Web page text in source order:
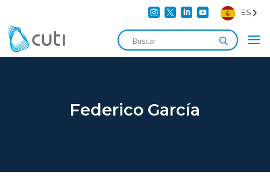
    ES
Federico García